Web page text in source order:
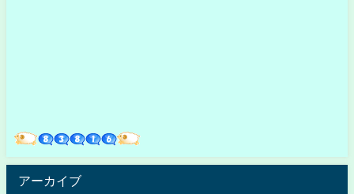
アーカイブ